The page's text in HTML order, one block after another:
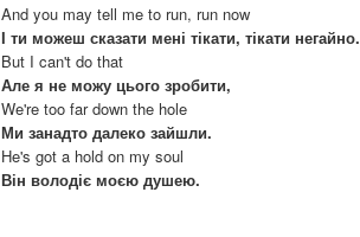
And you may tell me to run, run now
І ти можеш сказати мені тікати, тікати негайно.
But I can't do that
Але я не можу цього зробити,
We're too far down the hole
Ми занадто далеко зайшли.
He's got a hold on my soul
Він володіє моєю душею.